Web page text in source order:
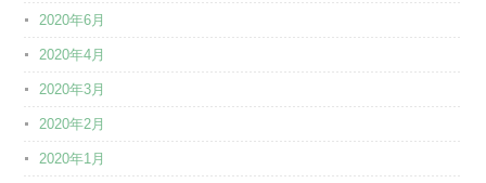
2020年6月
2020年4月
2020年3月
2020年2月
2020年1月